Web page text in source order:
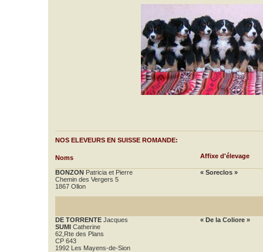
NOS ELEVEURS EN SUISSE ROMANDE:
Noms Affixe d'élevage
BONZON Patricia et Pierre
Chemin des Vergers 5
1867 Ollon
« Soreclos »
DE TORRENTE Jacques
SUMI Catherine
62,Rte des Plans
CP 643
1992 Les Mayens-de-Sion
« De la Coliore »